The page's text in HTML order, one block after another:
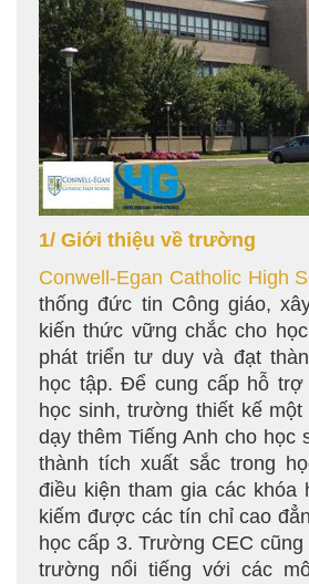
1/ Giới thiệu về trường
Conwell-Egan Catholic High
thống đức tin Công giáo,
kiến thức vững chắc cho
phát triển tư duy và đạt
học tập. Để cung cấp hỗ
học sinh, trường thiết kế
dạy thêm Tiếng Anh cho học
thành tích xuất sắc trong
điều kiện tham gia các khóa
kiếm được các tín chỉ cao
học cấp 3. Trường CEC
trường nổi tiếng với các